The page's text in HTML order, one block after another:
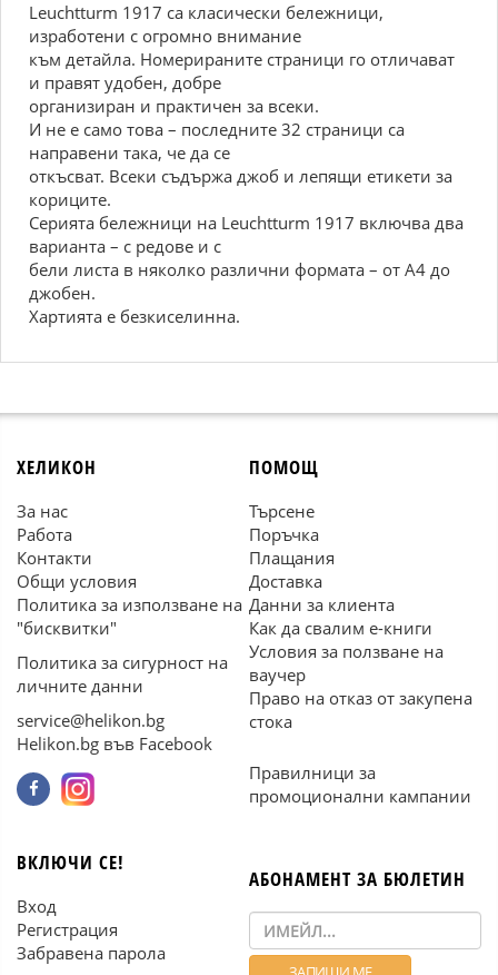
Leuchtturm 1917 са класически бележници,
изработени с огромно внимание
към детайла. Номерираните страници го отличават
и правят удобен, добре
организиран и практичен за всеки.
И не е само това – последните 32 страници са
направени така, че да се
откъсват. Всеки съдържа джоб и лепящи етикети за
кориците.
Серията бележници на Leuchtturm 1917 включва два
варианта – с редове и с
бели листа в няколко различни формата – от А4 до
джобен.
Хартията е безкиселинна.
ХЕЛИКОН
За нас
Работа
Контакти
Общи условия
Политика за използване на
"бисквитки"
Политика за сигурност на
личните данни
service@helikon.bg
Helikon.bg във Facebook
ПОМОЩ
Търсене
Поръчка
Плащания
Доставка
Данни за клиента
Как да свалим е-книги
Условия за ползване на
ваучер
Право на отказ от закупена
стока
Правилници за
промоционални кампании
ВКЛЮЧИ СЕ!
Вход
Регистрация
Забравена парола
АБОНАМЕНТ ЗА БЮЛЕТИН